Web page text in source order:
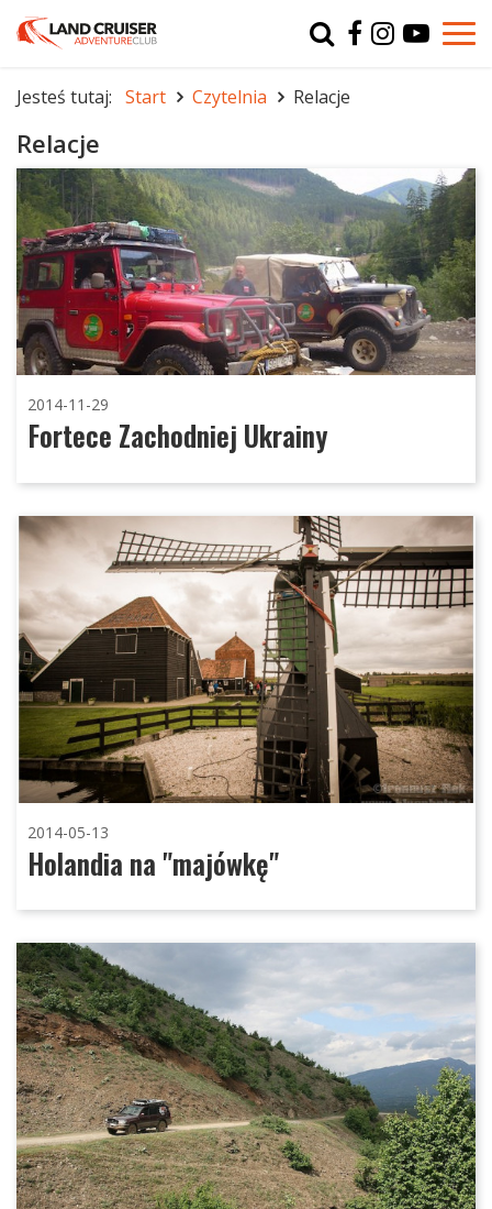
Jesteś tutaj: Start Czytelnia Relacje
Relacje
2014-11-29
Fortece Zachodniej Ukrainy
2014-05-13
Holandia na "majówkę"